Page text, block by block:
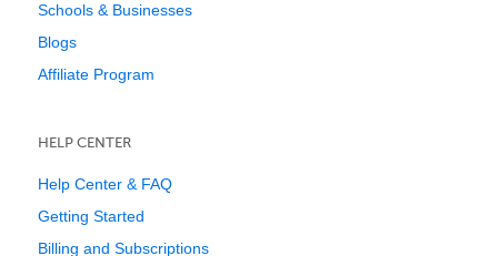
Schools & Businesses
Blogs
Affiliate Program
HELP CENTER
Help Center & FAQ
Getting Started
Billing and Subscriptions